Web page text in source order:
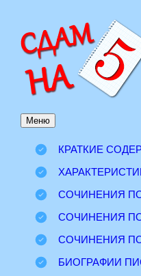
Перейти
к
содержимому
Меню
КРАТКИЕ
СОЧИНЕНИЯ
СОЧИНЕНИЯ
СОЧИНЕНИЯ
БИОГРАФИИ